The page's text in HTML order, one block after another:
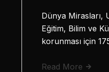
Dünya Mirasları,
Eğitim, Bilim ve
korunması için
Read More